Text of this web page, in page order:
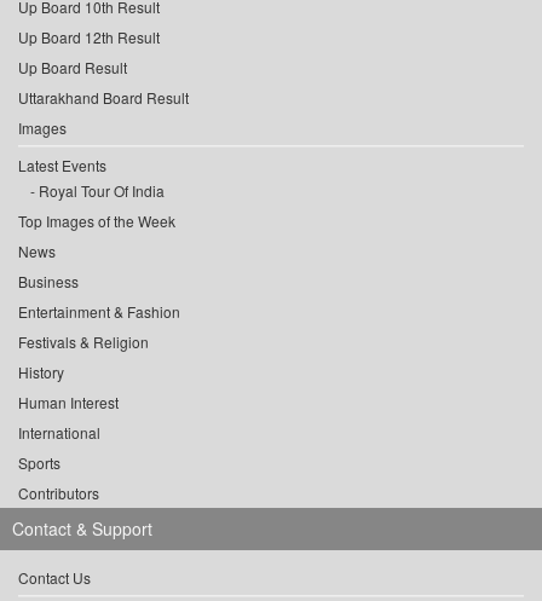
Up Board 10th Result
Up Board 12th Result
Up Board Result
Uttarakhand Board Result
Images
Latest Events
Royal Tour Of India
Top Images of the Week
News
Business
Entertainment & Fashion
Festivals & Religion
History
Human Interest
International
Sports
Contributors
Contact & Support
Contact Us